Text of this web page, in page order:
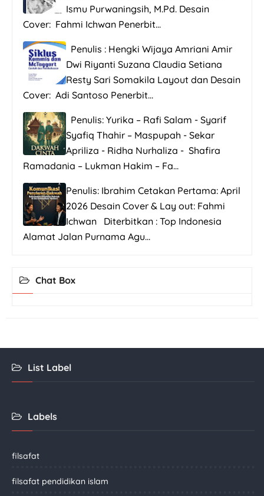
Ismu Purwaningsih, M.Pd. Desain
Cover: Fahmi Ichwan Penerbit...
Penulis : Hengki Wijaya Amriani Amir
Dwi Riyanti Suzana Claudia Setiana
Resty Sari Somakila Layout dan Desain
Cover: Adi Santoso Penerbit...
Penulis: Yurika – Rafi Salam - Syarif
Syafiq Thahir – Maspupah - Sekar
Apriliza - Ridha Nurhaliza - Shafira
Ramadania – Lukman Hakim – Fa...
Penulis: Ibrahim Cetakan Pertama: April
2026 Desain Cover & Lay out: Fahmi
Ichwan Diterbitkan : Top Indonesia
Alamat Jalan Purnama Agu...
Chat Box
List Label
Labels
filsafat
filsafat pendidikan islam